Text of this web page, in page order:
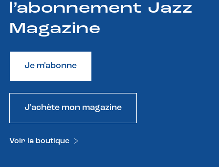
l’abonnement Jazz
Magazine
Je m'abonne
J'achète mon magazine
Voir la boutique